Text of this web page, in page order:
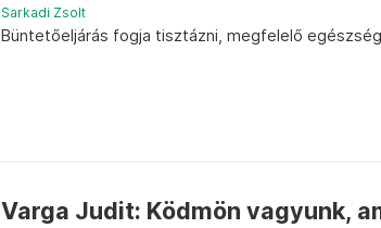
Sarkadi Zsolt
Büntetőeljárás fogja tisztázni, megfelelő
Varga Judit: Ködmön vagyunk,